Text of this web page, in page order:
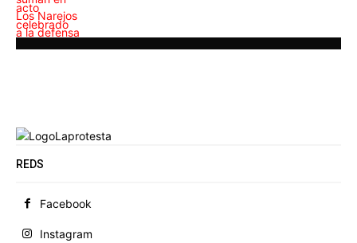
REDS
Facebook
Instagram